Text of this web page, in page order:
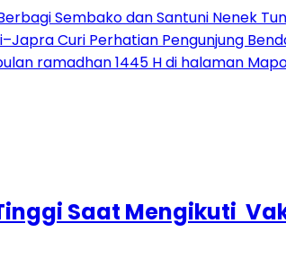
Sembako dan Santuni Nenek
Curi Perhatian Pengunjung
ramadhan 1445 H di halaman
Saat Mengikuti